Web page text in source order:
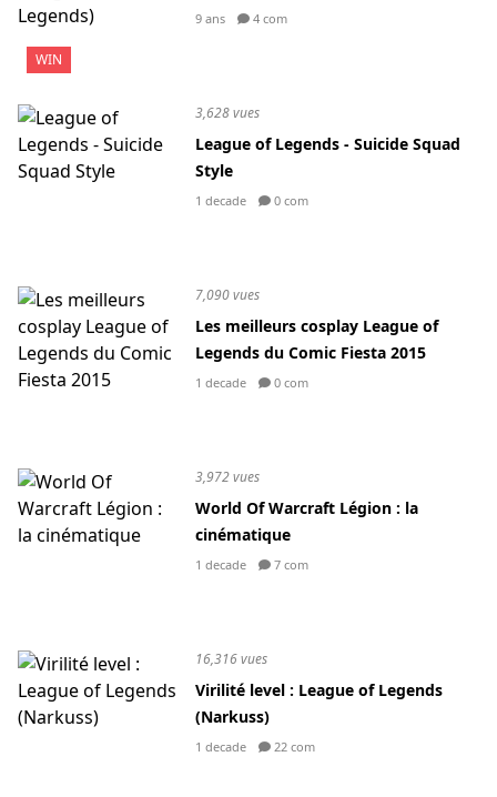
WIN
9 ans 4 com
3,628 vues
League of Legends - Suicide Squad
Style
1 decade 0 com
7,090 vues
Les meilleurs cosplay League of
Legends du Comic Fiesta 2015
1 decade 0 com
3,972 vues
World Of Warcraft Légion : la
cinématique
1 decade 7 com
16,316 vues
Virilité level : League of Legends
(Narkuss)
1 decade 22 com